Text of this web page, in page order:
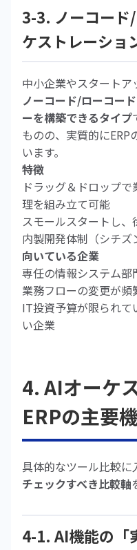
3-3. ノーコード
ケストレーショ
中小企業やスタートア
ノーコード/ローコー
ーを構築できるタイプ
ものの、実質的にERP
います。
特徴
ドラッグ＆ドロップ
理を組み立て可能
スモールスタートし
内製開発体制（シチ
向いている企業
専任の情報システム
業務フローの変更が
IT投資予算が限られ
い企業
4. AIオーケ
ERPの主要
具体的なツール比較
チェックすべき比較軸
4-1. AI機能の「